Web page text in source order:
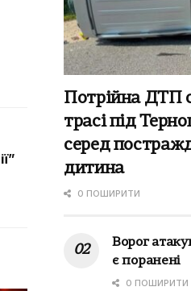
Потрійна ДТП
трасі під
серед
дитина
0 ПОШИРИТИ
Ворог
є поранені
0 ПОШИРИТИ